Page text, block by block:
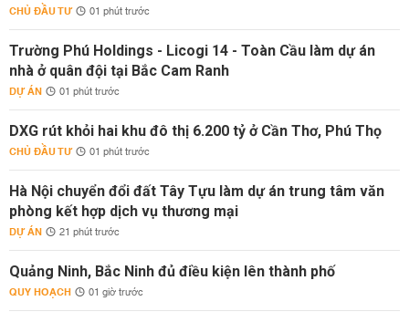
CHỦ ĐẦU TƯ 01 phút trước
Trường Phú Holdings - Licogi 14 - Toàn Cầu làm dự án
nhà ở quân đội tại Bắc Cam Ranh
DỰ ÁN 01 phút trước
DXG rút khỏi hai khu đô thị 6.200 tỷ ở Cần Thơ, Phú Thọ
CHỦ ĐẦU TƯ 01 phút trước
Hà Nội chuyển đổi đất Tây Tựu làm dự án trung tâm văn
phòng kết hợp dịch vụ thương mại
DỰ ÁN 21 phút trước
Quảng Ninh, Bắc Ninh đủ điều kiện lên thành phố
QUY HOẠCH 01 giờ trước